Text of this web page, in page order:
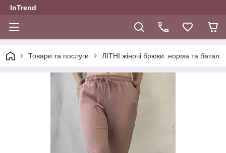
InTrend
Товари та послуги ЛІТНІ жіночі брюки. норма та батал.